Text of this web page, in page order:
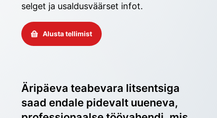
selget ja usaldusväärset infot.
Alusta tellimist
Äripäeva teabevara litsentsiga
saad endale pidevalt uueneva,